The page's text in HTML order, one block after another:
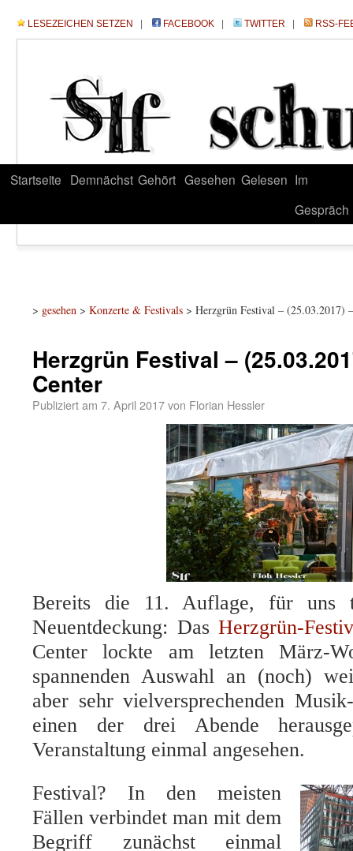
LESEZEICHEN SETZEN FACEBOOK TWITTER RSS-
Startseite Demnächst Gehört Gesehen Gelesen Im
Gespräch
> gesehen > Konzerte & Festivals > Herzgrün Festival – (25.03.2017)
Herzgrün Festival –
Center
Publiziert am 7. April 2017von Florian Hessler
Bereits die 11. Auflage, für uns
Neuentdeckung: DasHerzgrün-
Center lockte am letzten März-
spannenden Auswahl an (noch)
aber sehr vielversprechenden
einen der drei Abende
Veranstaltung einmal angesehen.
Festival? In den meisten
Fällen verbindet man mit dem
Begriff zunächst einmal